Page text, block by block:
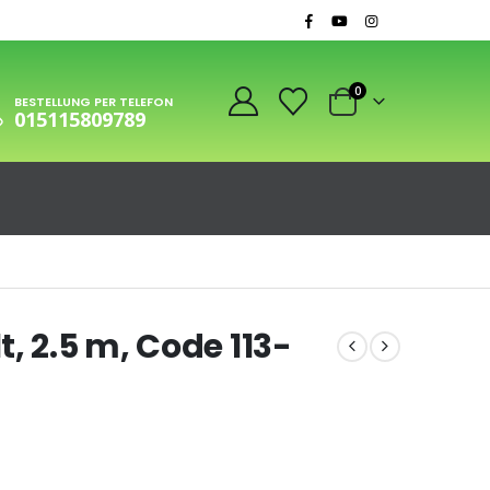
BESTELLUNG PER TELEFON
015115809789
0
m, Code 113-